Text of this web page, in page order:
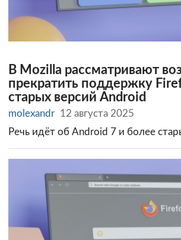
В Mozilla рассматривают
прекратить поддержку
старых версий Android
molexandr 12 августа 2025
Речь идёт об Android 7 и более